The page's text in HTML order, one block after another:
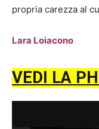
propria carezza al
Lara Loiacono
VEDI LA